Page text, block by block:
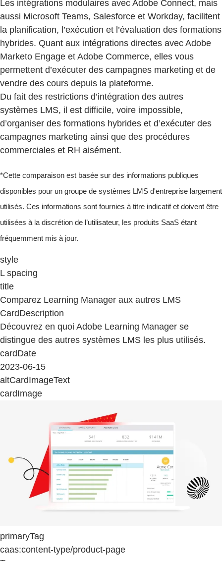
Les intégrations modulaires avec Adobe Connect, mais
aussi Microsoft Teams, Salesforce et Workday, facilitent
la planification, l’exécution et l’évaluation des formations
hybrides. Quant aux intégrations directes avec Adobe
Marketo Engage et Adobe Commerce, elles vous
permettent d’exécuter des campagnes marketing et de
vendre des cours depuis la plateforme.
Du fait des restrictions d’intégration des autres
systèmes LMS, il est difficile, voire impossible,
d’organiser des formations hybrides et d’exécuter des
campagnes marketing ainsi que des procédures
commerciales et RH aisément.
*Cette comparaison est basée sur des informations publiques
disponibles pour un groupe de systèmes LMS d'entreprise largement
utilisés. Ces informations sont fournies à titre indicatif et doivent être
utilisées à la discrétion de l’utilisateur, les produits SaaS étant
fréquemment mis à jour.
style
L spacing
title
Comparez Learning Manager aux autres LMS
CardDescription
Découvrez en quoi Adobe Learning Manager se
distingue des autres systèmes LMS les plus utilisés.
cardDate
2023-06-15
altCardImageText
cardImage
primaryTag
caas:content-type/product-page